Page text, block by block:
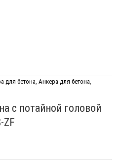
для бетона, Анкера для бетона,
с потайной головой
ZF